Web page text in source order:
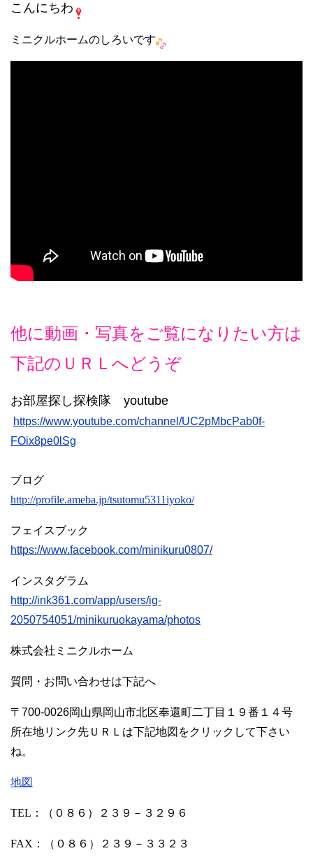
c
e
b
tt
er
h
at r
こんにちわ
ミニクルホームのしろいです
他に動画・写真をご覧になりたい方は
下記のＵＲＬへどうぞ
お部屋探し探検隊 youtube
https://www.youtube.com/channel/UC2pMbcPab0f-
FOix8pe0lSg
ブログ
http://profile.ameba.jp/tsutomu5311iyoko/
フェイスブック
https://www.facebook.com/minikuru0807/
インスタグラム
http://ink361.com/app/users/ig-
2050754051/minikuruokayama/photos
株式会社ミニクルホーム
質問・お問い合わせは下記へ
〒700-0026岡山県岡山市北区奉還町二丁目１９番１４号
所在地リンク先ＵＲＬは下記地図をクリックして下さい
ね。
地図
TEL ：（０８６）２３９－３２９６
FAX ：（０８６）２３９－３３２３